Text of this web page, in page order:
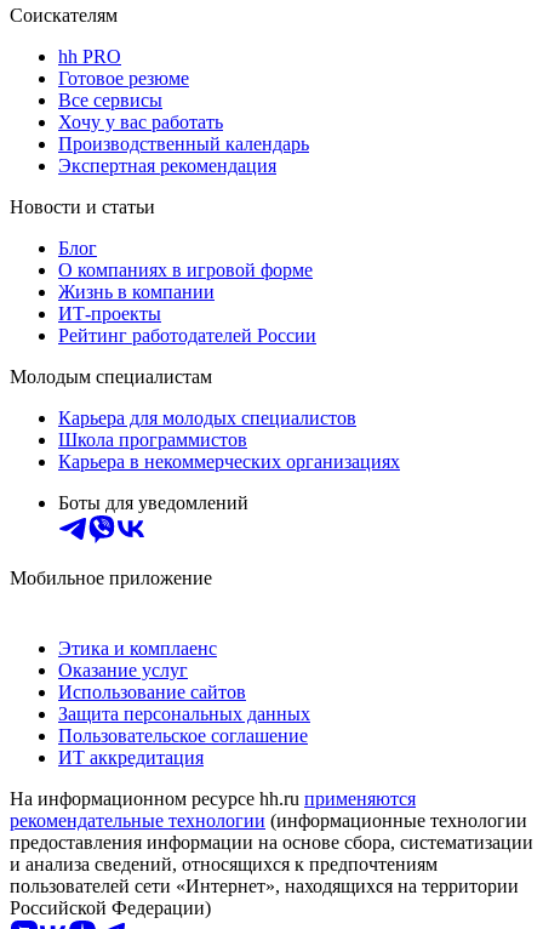
Соискателям
hh PRO
Готовое резюме
Все сервисы
Хочу у вас работать
Производственный календарь
Экспертная рекомендация
Новости и статьи
Блог
О компаниях в игровой форме
Жизнь в компании
ИТ-проекты
Рейтинг работодателей России
Молодым специалистам
Карьера для молодых специалистов
Школа программистов
Карьера в некоммерческих организациях
Боты для уведомлений
Мобильное приложение
Этика и комплаенс
Оказание услуг
Использование сайтов
Защита персональных данных
Пользовательское соглашение
ИТ аккредитация
На информационном ресурсе hh.ru применяются
рекомендательные технологии (информационные технологии
предоставления информации на основе сбора, систематизации
и анализа сведений, относящихся к предпочтениям
пользователей сети «Интернет», находящихся на территории
Российской Федерации)